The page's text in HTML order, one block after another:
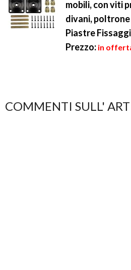
mobili, con viti
divani, poltrone
Piastre
Prezzo: in
COMMENTI SULL'